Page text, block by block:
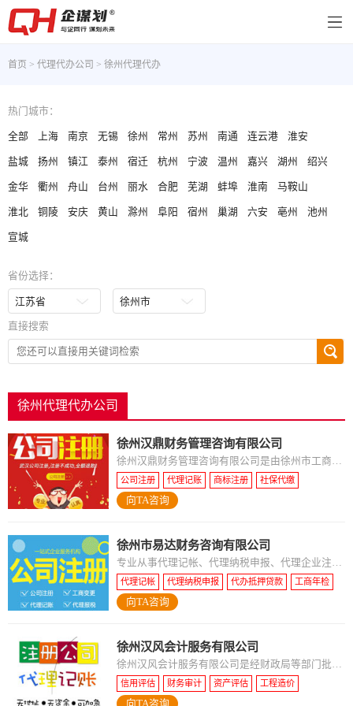
首页 > 代理代办公司 > 徐州代理代办
热门城市：
全部 上海 南京 无锡 徐州 常州 苏州 南通 连云港 淮安
盐城 扬州 镇江 泰州 宿迁 杭州 宁波 温州 嘉兴 湖州 绍兴
金华 衢州 舟山 台州 丽水 合肥 芜湖 蚌埠 淮南 马鞍山
淮北 铜陵 安庆 黄山 滁州 阜阳 宿州 巢湖 六安 亳州 池州
宣城
省份选择：
直接搜索
徐州代理代办公司
徐州汉鼎财务管理咨询有限公司
徐州汉鼎财务管理咨询有限公司是由徐州市工商行
政官管理局批准设立，并通过由徐州市财政局颁发
代理记账许可证的专业记账公司。主营业务包括工
公司注册 代理记账 商标注册 社保代缴
专利申请
向TA咨询
徐州市易达财务咨询有限公司
专业从事代理记帐、代理纳税申报、代理企业注
册、验资、年检的专业人士，是一群朝气蓬勃的主
力军坚持以客户的需要、客户的满意为工作出发
代理记帐 代理纳税申报 代办抵押贷款 工商年检
财务管理
向TA咨询
徐州汉风会计服务有限公司
徐州汉风会计服务有限公司是经财政局等部门批
准，在工商局登记注册，专业从事企业信用评级、
财务审计、资产评估、工程造价、会计代账、二手
信用评估 财务审计 资产评估 工程造价
会计代账 公司注册
向TA咨询